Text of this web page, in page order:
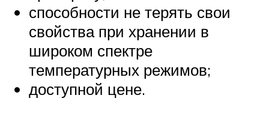
способности не терять свои
свойства при хранении в
широком спектре
температурных режимов;
доступной цене.